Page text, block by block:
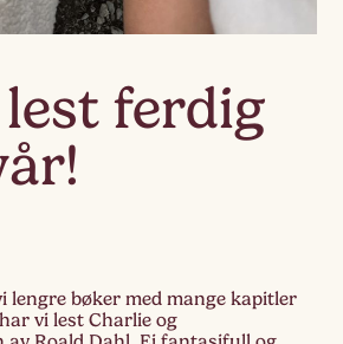
ferdig
lengre bøker med mange kapitler
vi lest Charlie og